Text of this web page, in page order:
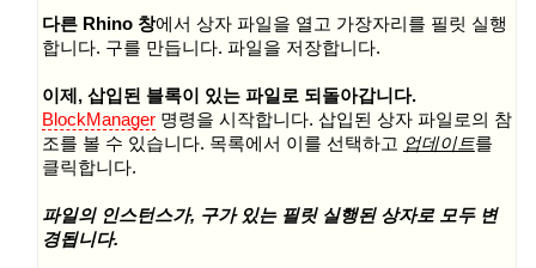
다른 Rhino 창에서 상자 파일을 열고 가장자리를 필릿 실행
합니다. 구를 만듭니다. 파일을 저장합니다.
이제, 삽입된 블록이 있는 파일로 되돌아갑니다.
BlockManager명령을 시작합니다. 삽입된 상자 파일로의 참
조를 볼 수 있습니다. 목록에서 이를 선택하고 업데이트를
클릭합니다.
파일의 인스턴스가, 구가 있는 필릿 실행된 상자로 모두 변
경됩니다.